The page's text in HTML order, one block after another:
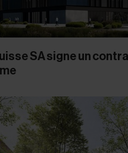
SA signe un